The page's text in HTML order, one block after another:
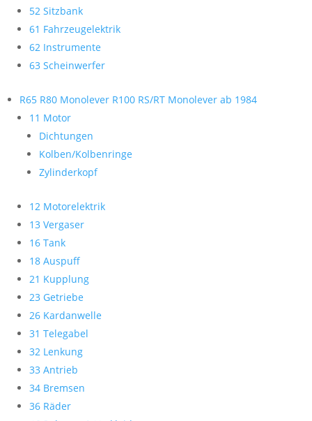
52 Sitzbank
61 Fahrzeugelektrik
62 Instrumente
63 Scheinwerfer
R65 R80 Monolever R100 RS/RT Monolever ab 1984
11 Motor
Dichtungen
Kolben/Kolbenringe
Zylinderkopf
12 Motorelektrik
13 Vergaser
16 Tank
18 Auspuff
21 Kupplung
23 Getriebe
26 Kardanwelle
31 Telegabel
32 Lenkung
33 Antrieb
34 Bremsen
36 Räder